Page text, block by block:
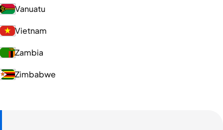
Vanuatu
Vietnam
Zambia
Zimbabwe